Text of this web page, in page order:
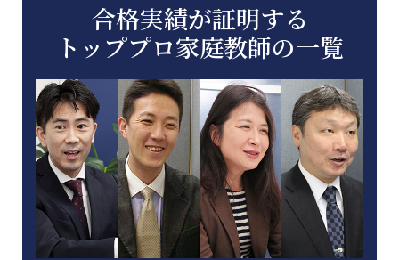
合格実績が証明する
トッププロ家庭教師の一覧